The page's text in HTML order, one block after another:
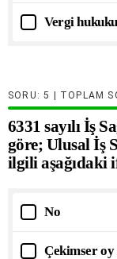
Vergi hukuku
SORU: | TOPLAM
6331 sayılı İş
göre; Ulusal İş
ilgili aşağıdaki
No
Çekimser